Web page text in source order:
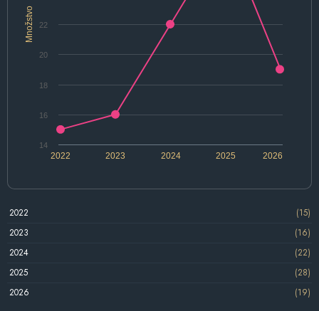
Množstvo
2022 2024 2026
2023 2025
14
16
18
20
22
2022
(15)
2023
(16)
2024
(22)
2025
(28)
2026
(19)